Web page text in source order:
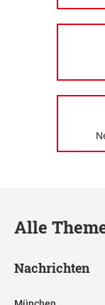
Alle
Nachrichten